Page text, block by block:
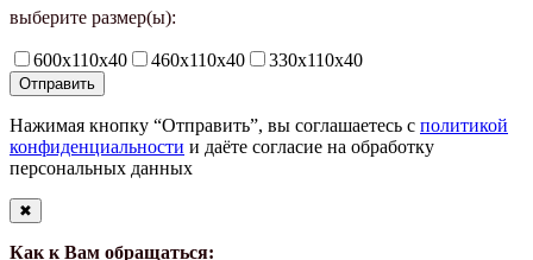
выберите размер(ы):
600х110х40 460х110х40 330х110х40
Нажимая кнопку “Отправить”, вы соглашаетесь с политикой
конфиденциальности и даёте согласие на обработку
персональных данных
✖
Как к Вам обращаться: